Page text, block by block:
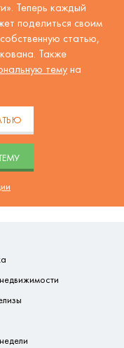
Теперь каждый
поделиться своим
статью,
Также
тему на